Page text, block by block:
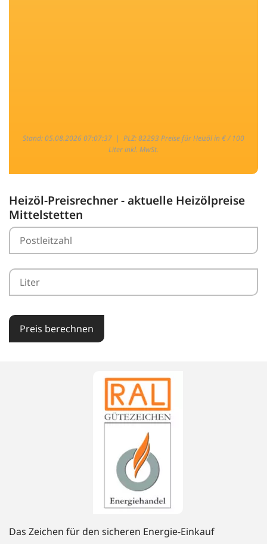
Stand: 05.08.2026 07:07:37 | PLZ: 82293 Preise für Heizöl in € / 100
Liter inkl. MwSt.
Heizöl-Preisrechner - aktuelle Heizölpreise
Mittelstetten
Preis berechnen
Das Zeichen für den sicheren Energie-Einkauf